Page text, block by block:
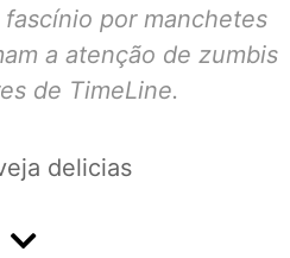
por manchetes
a atenção de zumbis
de TimeLine.
delicias